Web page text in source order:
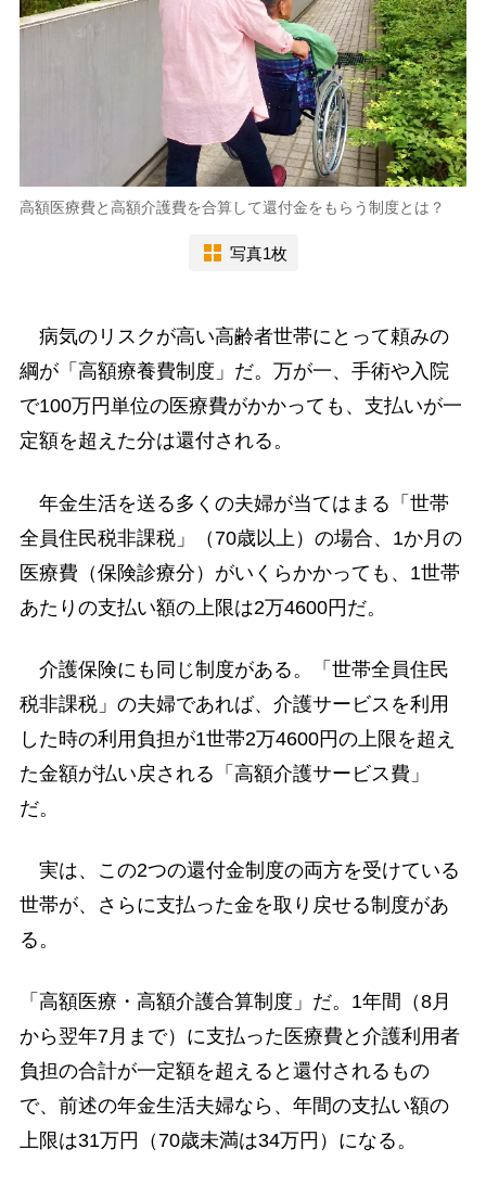
高額医療費と高額介護費を合算して還付金をもらう制度とは？
写真1枚
病気のリスクが高い高齢者世帯にとって頼みの
綱が「高額療養費制度」だ。万が一、手術や入院
で100万円単位の医療費がかかっても、支払いが一
定額を超えた分は還付される。
年金生活を送る多くの夫婦が当てはまる「世帯
全員住民税非課税」（70歳以上）の場合、1か月の
医療費（保険診療分）がいくらかかっても、1世帯
あたりの支払い額の上限は2万4600円だ。
介護保険にも同じ制度がある。「世帯全員住民
税非課税」の夫婦であれば、介護サービスを利用
した時の利用負担が1世帯2万4600円の上限を超え
た金額が払い戻される「高額介護サービス費」
だ。
実は、この2つの還付金制度の両方を受けている
世帯が、さらに支払った金を取り戻せる制度があ
る。
「高額医療・高額介護合算制度」だ。1年間（8月
から翌年7月まで）に支払った医療費と介護利用者
負担の合計が一定額を超えると還付されるもの
で、前述の年金生活夫婦なら、年間の支払い額の
上限は31万円（70歳未満は34万円）になる。